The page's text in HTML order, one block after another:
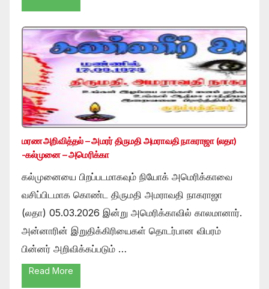
மரண அறிவித்தல் – அமரர் திருமதி அமராவதி நாகராஜா (லதா)
-கல்முனை – அமெரிக்கா
கல்முனையை பிறப்படமாகவும் நியோக் அமெரிக்காவை
வசிப்பிடமாக கொண்ட திருமதி அமராவதி நாகராஜா
(லதா) 05.03.2026 இன்று அமெரிக்காவில் காலமானார்.
அன்னாரின் இறுதிக்கிரியைகள் தொடர்பான விபரம்
பின்னர் அறிவிக்கப்படும் …
Read More